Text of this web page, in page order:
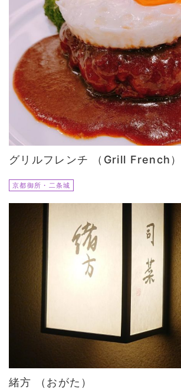
グリルフレンチ （Grill French）
京都御所・二条城
緒方 （おがた）